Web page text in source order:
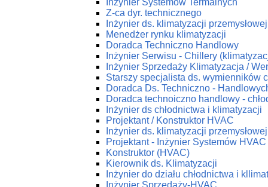
Inżynier Systemów Termalnych
Z-ca dyr. technicznego
Inżynier ds. klimatyzacji przemysłowej
Menedżer rynku klimatyzacji
Doradca Techniczno Handlowy
Inżynier Serwisu - Chillery
Inżynier Sprzedaży Klimatyzacja /
Starszy specjalista ds. wymienników
Doradca Ds. Techniczno -
Doradca technoiczno handlowy -
Inżynier ds chłodnictwa i klimatyzacji
Projektant / Konstruktor HVAC
Inżynier ds. klimatyzacji przemysłowej
Projektant - Inżynier Systemów HVAC
Konstruktor (HVAC)
Kierownik ds. Klimatyzacji
Inżynier do działu chłodnictwa i
Inżynier Sprzedaży-HVAC